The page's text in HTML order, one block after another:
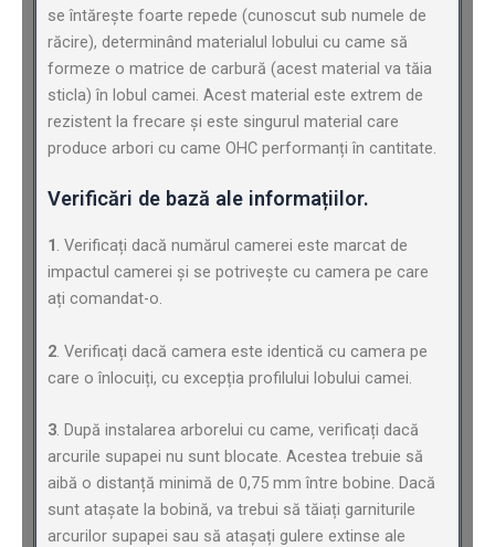
se întărește foarte repede (cunoscut sub numele de
răcire), determinând materialul lobului cu came să
formeze o matrice de carbură (acest material va tăia
sticla) în lobul camei. Acest material este extrem de
rezistent la frecare și este singurul material care
produce arbori cu came OHC performanți în cantitate.
Verificări de bază ale informațiilor.
1. Verificați dacă numărul camerei este marcat de
impactul camerei și se potrivește cu camera pe care
ați comandat-o.
2. Verificați dacă camera este identică cu camera pe
care o înlocuiți, cu excepția profilului lobului camei.
3. După instalarea arborelui cu came, verificați dacă
arcurile supapei nu sunt blocate. Acestea trebuie să
aibă o distanță minimă de 0,75 mm între bobine. Dacă
sunt atașate la bobină, va trebui să tăiați garniturile
arcurilor supapei sau să atașați gulere extinse ale